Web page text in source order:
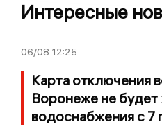
Интересные
06/08 12:25
Карта отключения
Воронеже не
водоснабжения с 7